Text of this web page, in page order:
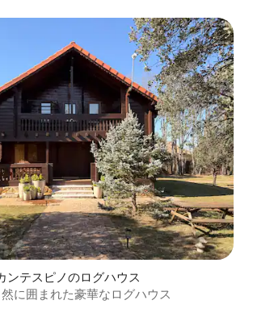
ンテスピノのログハウス
に囲まれた豪華なログハウス